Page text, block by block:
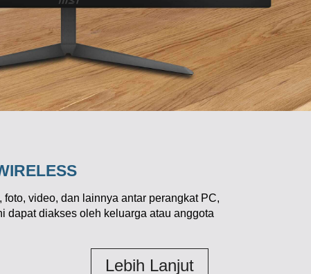
video, dan lainnya antar perangkat PC,
dapat diakses oleh keluarga atau anggota
Lebih Lanjut